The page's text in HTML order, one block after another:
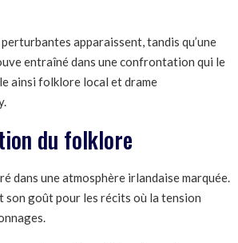
perturbantes apparaissent, tandis qu’une
entraîné dans une confrontation qui le
ainsi folklore local et drame
du folklore
dans une atmosphère irlandaise marquée.
son goût pour les récits où la tension